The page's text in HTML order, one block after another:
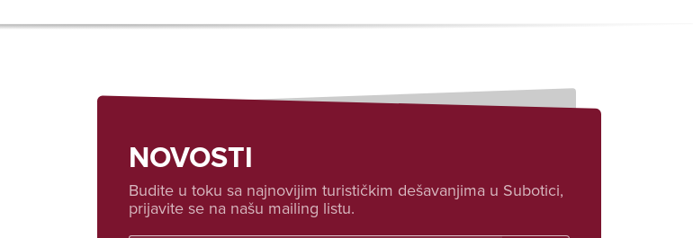
NOVOSTI
Budite u toku sa najnovijim turističkim dešavanjima u Subotici,
prijavite se na našu mailing listu.